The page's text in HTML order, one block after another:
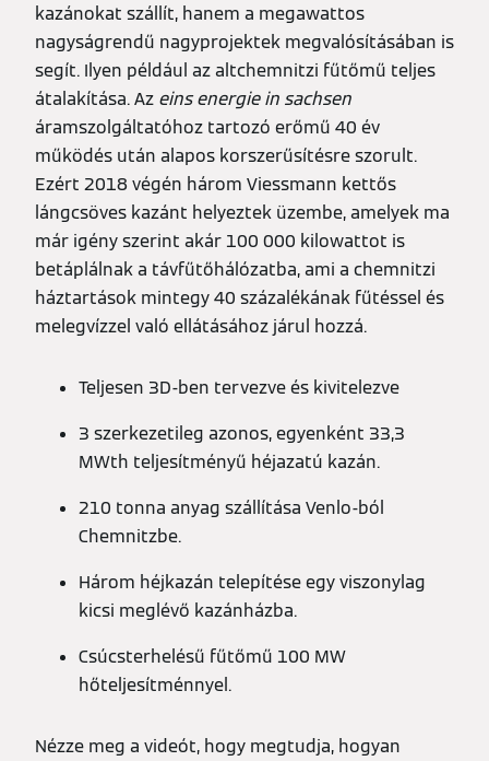
kazánokat szállít, hanem a megawattos
nagyságrendű nagyprojektek megvalósításában is
segít. Ilyen például az altchemnitzi fűtőmű teljes
átalakítása. Az eins energie in sachsen
áramszolgáltatóhoz tartozó erőmű 40 év
működés után alapos korszerűsítésre szorult.
Ezért 2018 végén három Viessmann kettős
lángcsöves kazánt helyeztek üzembe, amelyek ma
már igény szerint akár 100 000 kilowattot is
betáplálnak a távfűtőhálózatba, ami a chemnitzi
háztartások mintegy 40 százalékának fűtéssel és
melegvízzel való ellátásához járul hozzá.
Teljesen 3D-ben tervezve és kivitelezve
3 szerkezetileg azonos, egyenként 33,3
MWth teljesítményű héjazatú kazán.
210 tonna anyag szállítása Venlo-ból
Chemnitzbe.
Három héjkazán telepítése egy viszonylag
kicsi meglévő kazánházba.
Csúcsterhelésű fűtőmű 100 MW
hőteljesítménnyel.
Nézze meg a videót, hogy megtudja, hogyan